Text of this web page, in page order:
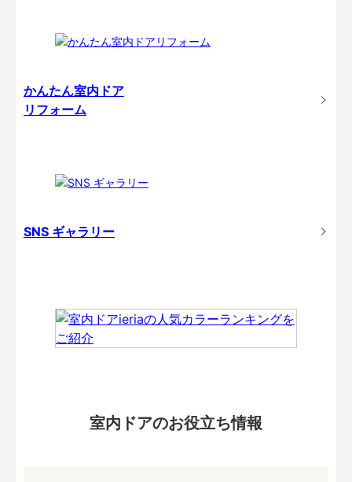
かんたん室内ドア
リフォーム
SNS ギャラリー
室内ドアのお役立ち情報